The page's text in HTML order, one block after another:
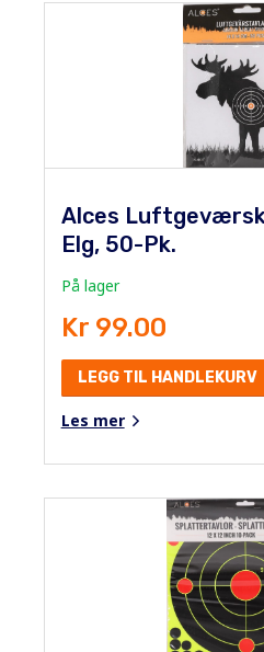
Alces
Elg, 50-Pk.
På lager
Kr 99.00
LEGG TIL HANDLEKURV
Les mer